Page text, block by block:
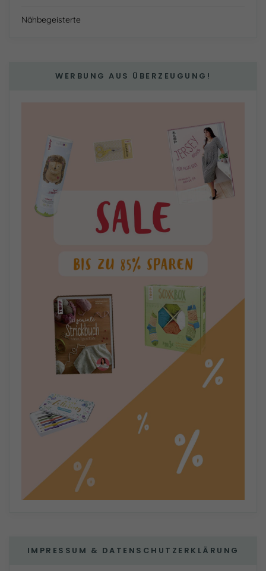
Nähbegeisterte
WERBUNG AUS ÜBERZEUGUNG!
IMPRESSUM & DATENSCHUTZERKLÄRUNG